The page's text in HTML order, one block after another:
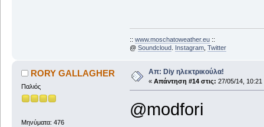
:: www.moschatoweather.eu::
@ Soundcloud. Instagram, Twitter
RORY GALLAGHER
Παλιός
Μηνύματα: 476
Απ: Diy ηλεκτρικούλα!
« Απάντηση #14 στις: 27/05/14, 10:21
@modfori